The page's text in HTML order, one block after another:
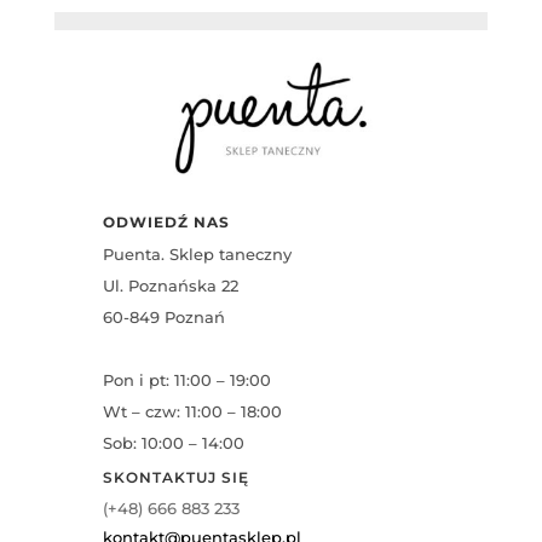
ODWIEDŹ NAS
Puenta. Sklep taneczny
Ul. Poznańska 22
60-849 Poznań
Pon i pt: 11:00 – 19:00
Wt – czw: 11:00 – 18:00
Sob: 10:00 – 14:00
SKONTAKTUJ SIĘ
(+48) 666 883 233
kontakt@puentasklep.pl